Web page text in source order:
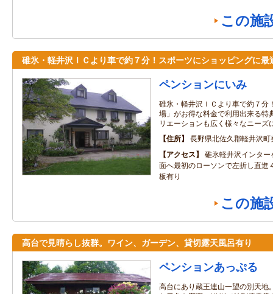
この施
碓氷・軽井沢ＩＣより車で約７分！スポーツにショッピングに最
ペンションにいみ
碓氷・軽井沢ＩＣより車で約７分
場」がお得な料金で利用出来る特
リエーションも広く様々なニーズ
住所
長野県北佐久郡軽井沢町
アクセス
碓氷軽井沢インタ
面へ最初のローソンで左折し直進
板有り
この施
高台で見晴らし抜群。ワイン、ガーデン、貸切露天風呂有り
ペンションあっぷる
高台にあり蔵王連山一望の別天地